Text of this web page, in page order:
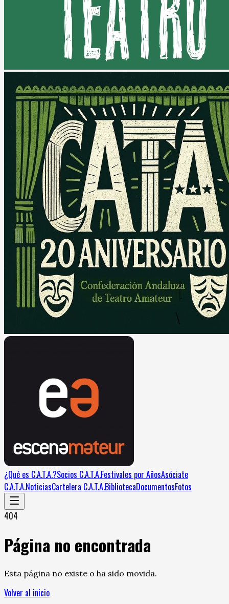
¿Qué es C.A.T.A.?Socios C.A.T.A.Festivales por AñosAsóciate
C.A.T.A.NoticiasCartelera C.A.T.A.BibliotecaDocumentosFotos
404
Página no encontrada
Esta página no existe o ha sido movida.
Volver al inicio